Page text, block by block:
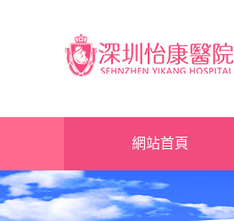
網站首頁